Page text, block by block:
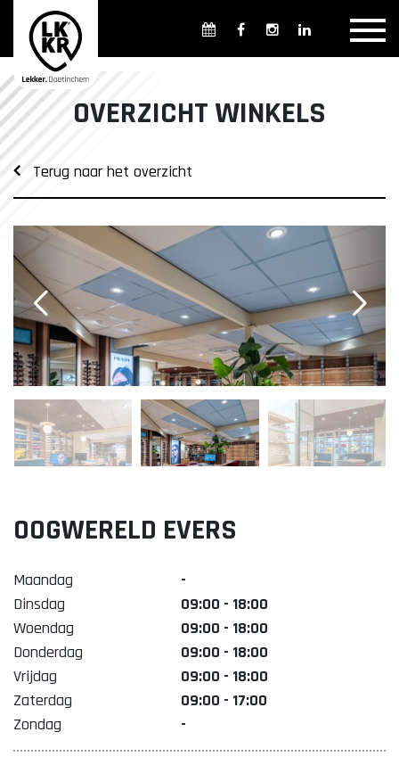
Overzicht winkels
Openingsdagen en -tijden
Weekmarkten
Overzicht Cultuur & Musea
Parkeren in Doetinchem
Openbaar vervoer
Gratis Shuttle
FAQ
Organisatie Binnenstadbedrijf Doetinchem
OVERZICHT WINKELS
Terug naar het overzicht
OOGWERELD EVERS
Maandag
-
Dinsdag
09:00 - 18:00
Woendag
09:00 - 18:00
Donderdag
09:00 - 18:00
Vrijdag
09:00 - 18:00
Zaterdag
09:00 - 17:00
Zondag
-